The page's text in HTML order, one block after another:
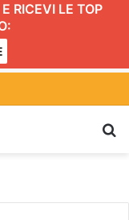
RICEVI LE TOP